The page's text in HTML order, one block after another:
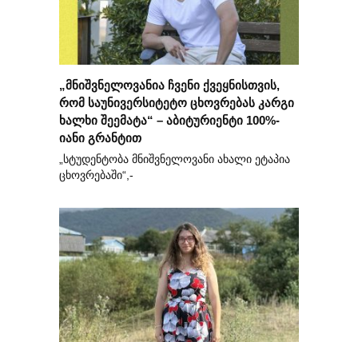
„მნიშვნელოვანია ჩვენი ქვეყნისთვის,
რომ საუნივერსიტეტო ცხოვრებას კარგი
ხალხი შეემატა“ – აბიტურიენტი 100%-
იანი გრანტით
„სტუდენტობა მნიშვნელოვანი ახალი ეტაპია
ცხოვრებაში“,-